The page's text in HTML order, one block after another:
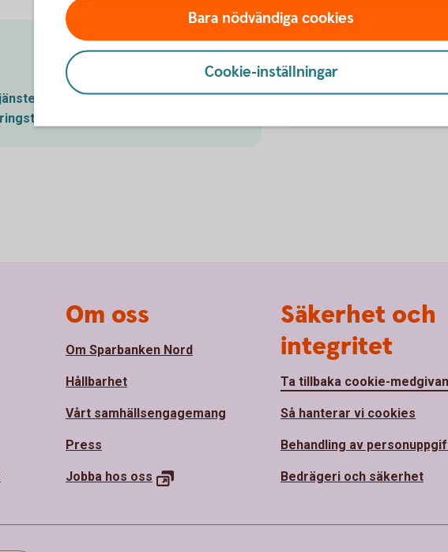
Kontakta oss
Kundservice för
Bara nödvändiga cookies
Cookie-inställningar
Om oss
Om Sparbanken Nord
Hållbarhet
Vårt samhällsengagemang
Press
Jobba hos oss
Säkerhet och
integritet
Ta tillbaka cookie-
Så hanterar vi cookies
Behandling av
Bedrägeri och säkerhet